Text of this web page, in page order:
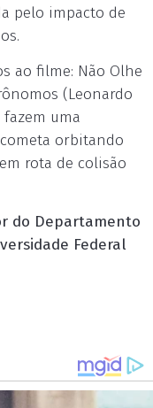
pelo impacto de
ao filme: Não Olhe
(Leonardo
uma
orbitando
rota de colisão
do Departamento
Federal